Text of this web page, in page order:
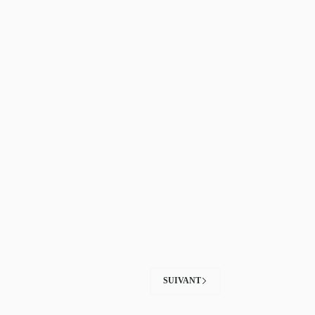
SUIVANT